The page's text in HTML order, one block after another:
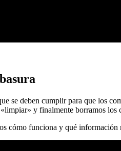
se deben cumplir para que los
y finalmente borramos los
cómo funciona y qué información